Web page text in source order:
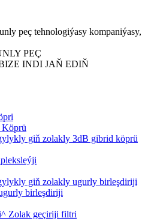
peç tehnologiýasy kompaniýasy,
PEÇ
INDI JAŇ EDIŇ
giň zolakly 3dB gibrid köprü
giň zolakly ugurly birleşdiriji
birleşdiriji
Zolak geçiriji filtri